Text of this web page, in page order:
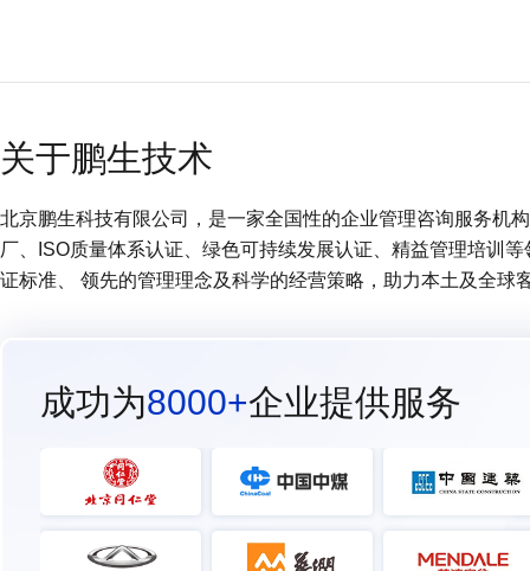
关于鹏生技术
北京鹏生科技有限公司，是一家全国性的企业管理咨询服务机
厂、ISO质量体系认证、绿色可持续发展认证、精益管理培训
证标准、 领先的管理理念及科学的经营策略，助力本土及全球
成功为8000+企业提供服务